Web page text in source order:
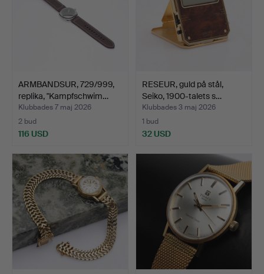
ARMBANDSUR, 729/999,
replika, "Kampfschwim…
Klubbades 7 maj 2026
2 bud
116 USD
RESEUR, guld på stål,
Seiko, 1900-talets s…
Klubbades 3 maj 2026
1 bud
32 USD